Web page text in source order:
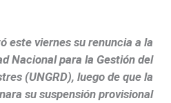
este viernes su renuncia a la
Nacional para la Gestión del
(UNGRD), luego de que la
su suspensión provisional